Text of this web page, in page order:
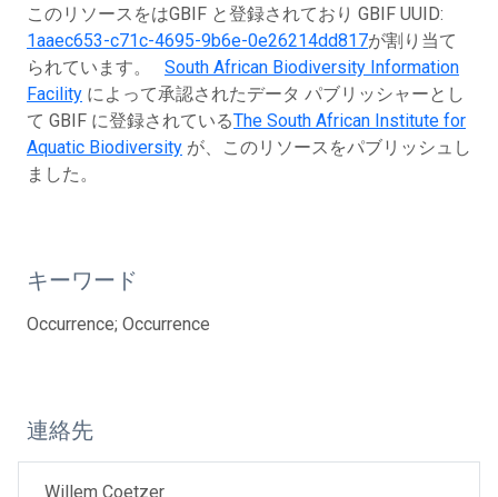
このリソースをはGBIF と登録されており GBIF UUID:
1aaec653-c71c-4695-9b6e-0e26214dd817が割り当て
られています。 South African Biodiversity Information
Facility によって承認されたデータ パブリッシャーとし
て GBIF に登録されているThe South African Institute for
Aquatic Biodiversity が、このリソースをパブリッシュし
ました。
キーワード
Occurrence; Occurrence
連絡先
Willem Coetzer